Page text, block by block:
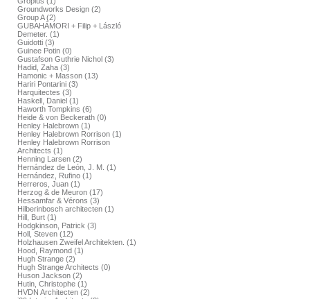
Groundworks Design (2)
Group A (2)
GUBAHÁMORI + Filip + László
Demeter. (1)
Guidotti (3)
Guinee Potin (0)
Gustafson Guthrie Nichol (3)
Hadid, Zaha (3)
Hamonic + Masson (13)
Hariri Pontarini (3)
Harquitectes (3)
Haskell, Daniel (1)
Haworth Tompkins (6)
Heide & von Beckerath (0)
Henley Halebrown (1)
Henley Halebrown Rorrison (1)
Henley Halebrown Rorrison
Architects (1)
Henning Larsen (2)
Hernández de León, J. M. (1)
Hernández, Rufino (1)
Herreros, Juan (1)
Herzog & de Meuron (17)
Hessamfar & Vérons (3)
Hilberinbosch architecten (1)
Hill, Burt (1)
Hodgkinson, Patrick (3)
Holl, Steven (12)
Holzhausen Zweifel Architekten. (1)
Hood, Raymond (1)
Hugh Strange (2)
Hugh Strange Architects (0)
Huson Jackson (2)
Hutin, Christophe (1)
HVDN Architecten (2)